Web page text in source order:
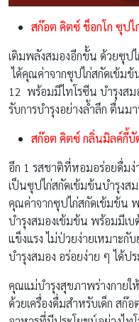
สก๊อต คิตซ์ ช็อกโก ซุปไ
เติมพลังสมองอีกขั้น ด้วยซุป
ได้คุณค่าจากซุปไก่สกัดเข้มข้
12 พร้อมมีไทโรซีน บำรุงส
รับการบำรุงอย่างล้ำลึก ตื่นม
สก๊อต คิตซ์ กลิ่นมิลค์กี้บั
อีก 1 รสชาติที่หอมอร่อยดื่ม
เป็นซุปไก่สกัดเข้มข้นบำรุงส
คุณค่าจากซุปไก่สกัดเข้มข้น
บำรุงสมองเข้มข้น พร้อมมีเ
แข็งแรง ไม่ป่วยง่ายเหมาะกั
บำรุงสมอง อร่อยง่าย ๆ ได้ป
คุณแม่บำรุงสุขภาพร่างกาย
ด้วยเครื่องดื่มสำหรับเด็ก สก๊